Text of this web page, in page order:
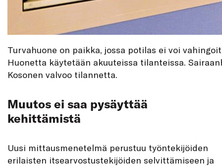
Turvahuone on paikka, jossa potilas ei voi
Huonetta käytetään akuuteissa tilanteissa.
Kosonen valvoo tilannetta.
Muutos ei saa pysäyttää
kehittämistä
Uusi mittausmenetelmä perustuu työntekijöiden
erilaisten itsearvostustekijöiden selvittämiseen ja